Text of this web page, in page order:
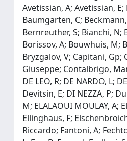
Avetissian, A; Avetissian,
Baumgarten, C;
Bernreuther, S; Bianchi, N;
Borissov, A; Bouwhuis, M;
Bryzgalov, V; Capitani, Gp;
Giuseppe; Contalbrigo,
DE LEO, R; DE NARDO, L;
Devitsin, E; DI NEZZA, P;
M; ELALAOUI MOULAY, A;
Ellinghaus, F;
Riccardo; Fantoni, A;